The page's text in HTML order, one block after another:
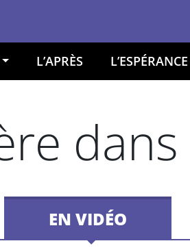
L’APRÈS L’ESPÉRANCE
EN VIDÉO